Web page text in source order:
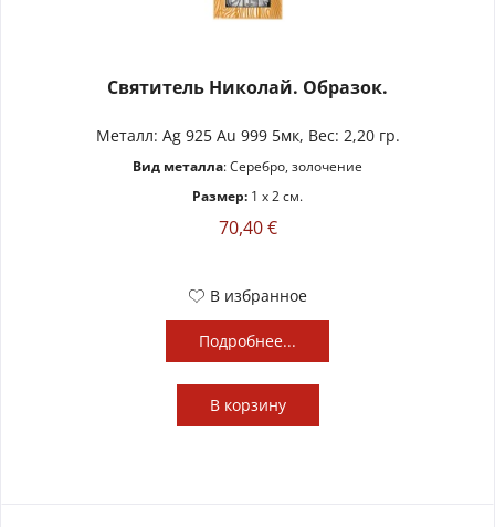
Святитель Николай. Образок.
Металл: Ag 925 Au 999 5мк, Вес: 2,20 гр.
Вид металла: Серебро, золочение
Размер: 1 x 2 см.
70,40 €
В избранное
Подробнее...
В корзину